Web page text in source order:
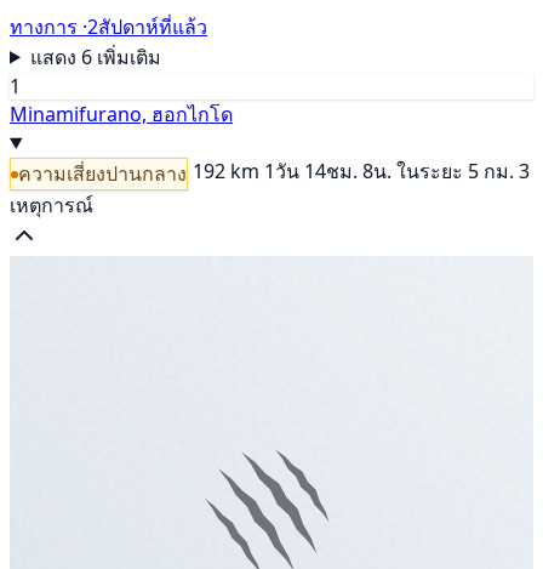
ทางการ ·2สัปดาห์ที่แล้ว
แสดง 6 เพิ่มเติม
1
Minamifurano, ฮอกไกโด
ความเสี่ยงปานกลาง 192 km 1วัน 14ชม. 8น. ในระยะ 5 กม. 3
เหตุการณ์